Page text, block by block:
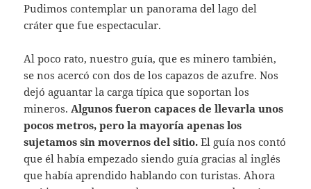
Pudimos contemplar un panorama del lago del
cráter que fue espectacular.
Al poco rato, nuestro guía, que es minero también,
se nos acercó con dos de los capazos de azufre. Nos
dejó aguantar la carga típica que soportan los
mineros.Algunos fueron capaces de llevarla unos
pocos metros, pero la mayoría apenas los
sujetamos sin movernos del sitio. El guía nos contó
que él había empezado siendo guía gracias al inglés
que había aprendido hablando con turistas. Ahora